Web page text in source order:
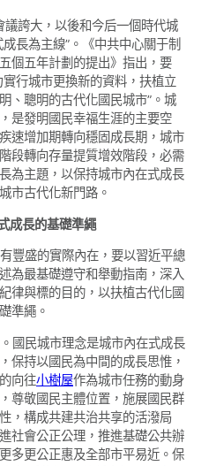
誇大，以後和今后一個時代城
長為主線”。《中共中心關于制
個五年計劃的提出》指出，要
行城市更換新的資料，扶植立
、聰明的古代化國民城市”。城
是發明國民幸福生涯的主要空
速增加期轉向穩固成長期，城市
段轉向存量提質增效階段，必需
為主題，以保持城市內在式成長
市古代化新門路。
成長的基礎準繩
豐盛的實際內在，要以習近平總
為最基礎遵守和舉動指南，深入
律與標的目的，以扶植古代化國
準繩。
國民城市理念是城市內在式成長
保持以國民為中間的成長思惟，
向往小樹屋作為城市任務的動身
尊敬國民主體位置，施展國民群
，構成共建共治共享的活潑局
社會公正公理，推進基礎公共辦
多更公正惠及全部市平易近。保